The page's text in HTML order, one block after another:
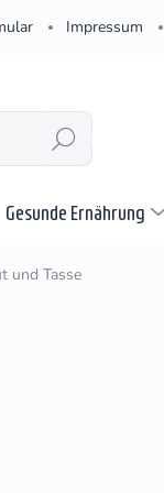
Impressum
SUCHEN
Gesunde Ernährung
und Tasse